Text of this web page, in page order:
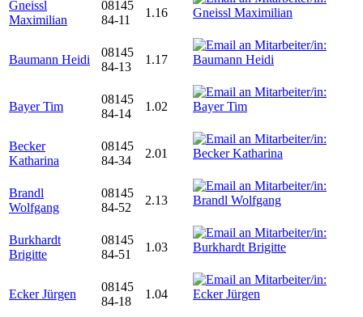
Gneissl
Maximilian
08145
84-11
1.16
Baumann Heidi
08145
84-13
1.17
Bayer Tim
08145
84-14
1.02
Becker
Katharina
08145
84-34
2.01
Brandl
Wolfgang
08145
84-52
2.13
Burkhardt
Brigitte
08145
84-51
1.03
Ecker Jürgen
08145
84-18
1.04